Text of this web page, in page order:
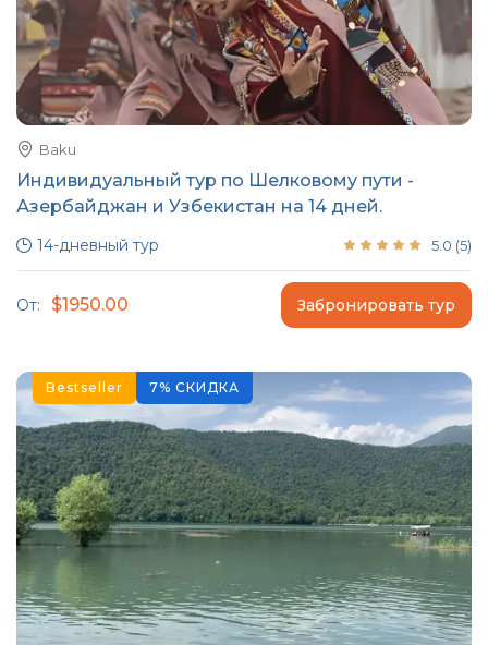
Baku
Индивидуальный тур по Шелковому пути -
Азербайджан и Узбекистан на 14 дней.
14-дневный тур 5.0 (5)
От: $1950.00 Забронировать тур
Bestseller 7% СКИДКА